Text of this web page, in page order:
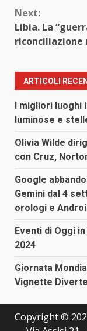
Next:
Libia. La
riconciliazione
ARTICOLI
I migliori luoghi
luminose e
Olivia Wilde
con Cruz,
Google
Gemini dal 4
orologi e
Eventi di Oggi
2024
Giornata
Vignette
Copyright ©